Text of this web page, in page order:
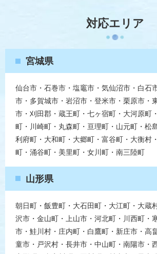
対応エリア
宮城県
仙台市・石巻市・塩竈市・気仙沼市・白石
市・多賀城市・岩沼市・登米市・栗原市・
市・刈田郡・蔵王町・七ヶ宿町・大河原町
町・川崎町・丸森町・亘理町・山元町・松
利府町・大和町・大郷町・富谷町・大衡村
町・涌谷町・美里町・女川町・南三陸町
山形県
朝日町・飯豊町・大石田町・大江町・大蔵
沢市・金山町・上山市・河北町・川西町・
市・鮭川村・庄内町・白鷹町・新庄市・高
童市・戸沢村・長井市・中山町・南陽市・